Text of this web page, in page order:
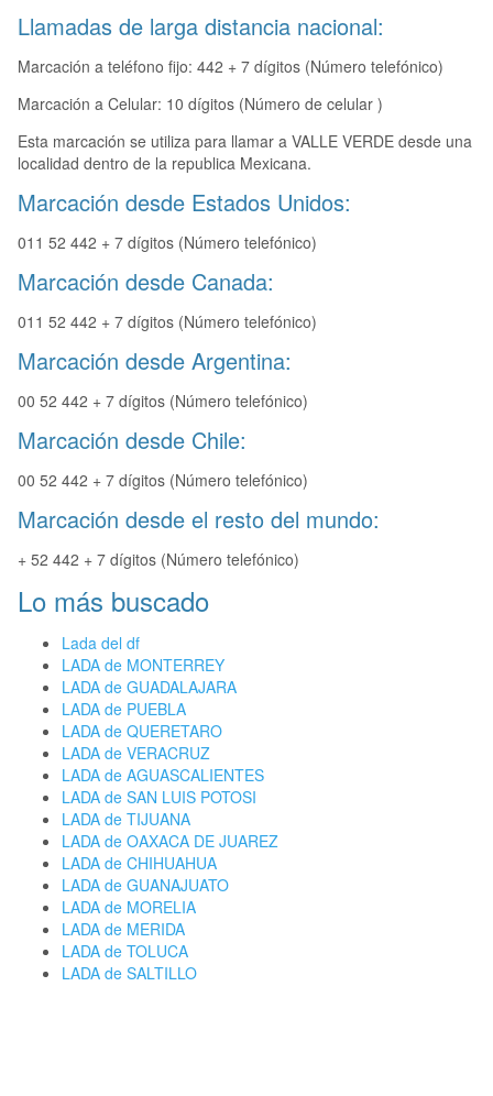
Llamadas de larga distancia nacional:
Marcación a teléfono fijo: 442 + 7 dígitos (Número telefónico)
Marcación a Celular: 10 dígitos (Número de celular )
Esta marcación se utiliza para llamar a VALLE VERDE desde una
localidad dentro de la republica Mexicana.
Marcación desde Estados Unidos:
011 52 442 + 7 dígitos (Número telefónico)
Marcación desde Canada:
011 52 442 + 7 dígitos (Número telefónico)
Marcación desde Argentina:
00 52 442 + 7 dígitos (Número telefónico)
Marcación desde Chile:
00 52 442 + 7 dígitos (Número telefónico)
Marcación desde el resto del mundo:
+ 52 442 + 7 dígitos (Número telefónico)
Lo más buscado
Lada del df
LADA de MONTERREY
LADA de GUADALAJARA
LADA de PUEBLA
LADA de QUERETARO
LADA de VERACRUZ
LADA de AGUASCALIENTES
LADA de SAN LUIS POTOSI
LADA de TIJUANA
LADA de OAXACA DE JUAREZ
LADA de CHIHUAHUA
LADA de GUANAJUATO
LADA de MORELIA
LADA de MERIDA
LADA de TOLUCA
LADA de SALTILLO